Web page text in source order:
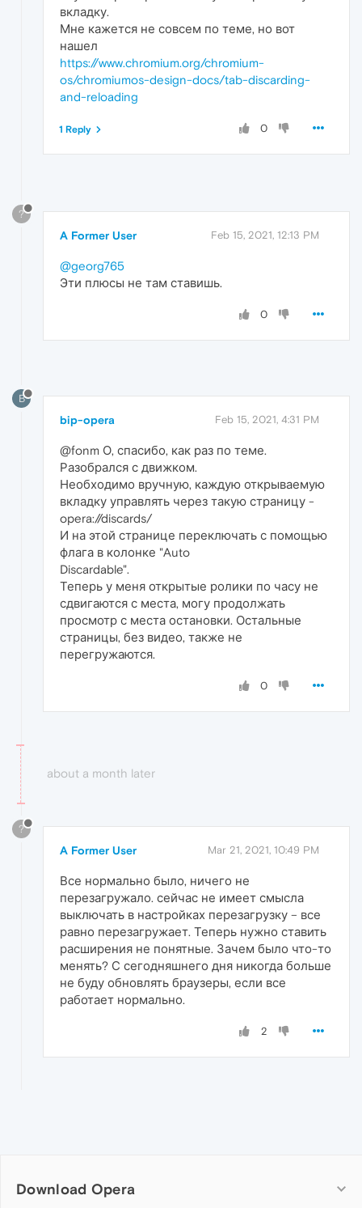
вкладку.
Мне кажется не совсем по теме, но вот
нашел
https://www.chromium.org/chromium-
os/chromiumos-design-docs/tab-discarding-
and-reloading
0
1 Reply
?
A Former User Feb 15, 2021, 12:13 PM
@georg765
Эти плюсы не там ставишь.
0
B
bip-opera Feb 15, 2021, 4:31 PM
@fonm О, спасибо, как раз по теме.
Разобрался с движком.
Необходимо вручную, каждую открываемую
вкладку управлять через такую страницу -
opera://discards/
И на этой странице переключать с помощью
флага в колонке "Auto
Discardable".
Теперь у меня открытые ролики по часу не
сдвигаются с места, могу продолжать
просмотр с места остановки. Остальные
страницы, без видео, также не
перегружаются.
0
about a month later
?
A Former User Mar 21, 2021, 10:49 PM
Все нормально было, ничего не
перезагружало. сейчас не имеет смысла
выключать в настройках перезагрузку – все
равно перезагружает. Теперь нужно ставить
расширения не понятные. Зачем было что-то
менять? С сегодняшнего дня никогда больше
не буду обновлять браузеры, если все
работает нормально.
2
Download Opera